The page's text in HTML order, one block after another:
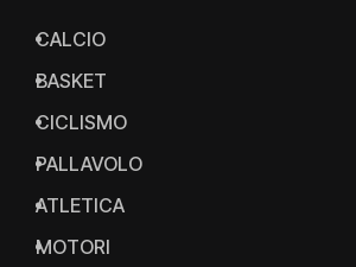
CALCIO
BASKET
CICLISMO
PALLAVOLO
ATLETICA
MOTORI